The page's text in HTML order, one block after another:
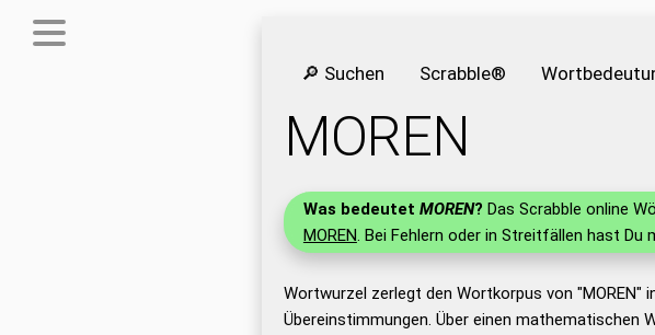
🔎 Suchen Scrabble®
MOREN
Was bedeutet MOREN? Das Scrabble online
MOREN. Bei Fehlern oder in Streitfällen hast Du
Wortwurzel zerlegt den Wortkorpus von
Übereinstimmungen. Über einen